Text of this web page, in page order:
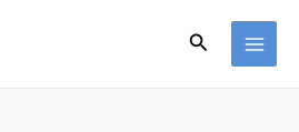
Search